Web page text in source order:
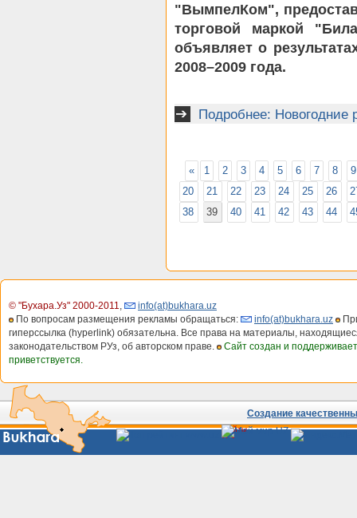
"ВымпелКом",
торговой маркой
объявляет о
2008–2009 года.
Подробнее: Новогодние
« 1 2 3 4 5 6 7 8
9
20
21 22 23 24 25 26
38
39 40 41 42 43 44
© "Бухара.Уз" 2000-2011,
info(at)bukhara.uz
По вопросам размещения рекламы обращаться:
info(at)bukhara.uz
гиперссылка (hyperlink) обязательна. Все права на материалы,
законодательством РУз, об авторском праве.
Сайт создан и
приветствуется.
Создание
Сайты
Узбекистана